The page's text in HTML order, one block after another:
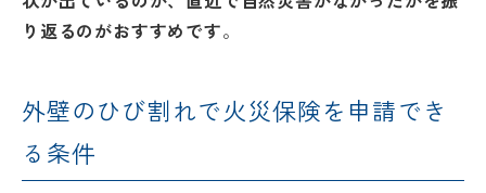
り返るのがおすすめです。
外壁のひび割れで火災保険を申請でき
る条件